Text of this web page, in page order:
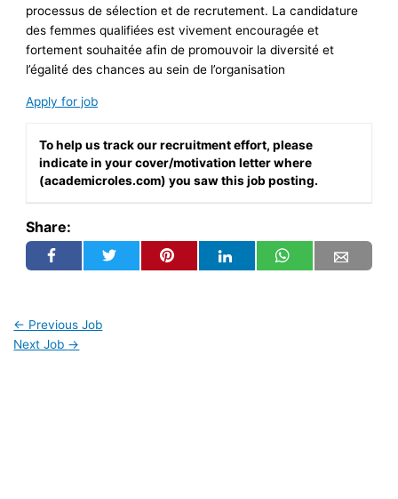
processus de sélection et de recrutement. La candidature
des femmes qualifiées est vivement encouragée et
fortement souhaitée afin de promouvoir la diversité et
l’égalité des chances au sein de l’organisation
Apply for job
To help us track our recruitment effort, please
indicate in your cover/motivation letter where
(academicroles.com) you saw this job posting.
Share:
← Previous Job
Next Job →